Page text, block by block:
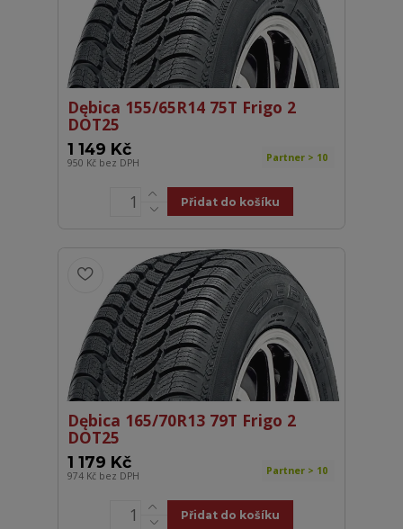
Dębica 155/65R14 75T Frigo 2
DOT25
1 149 Kč
950 Kč bez DPH Partner > 10
Přidat do košíku
Dębica 165/70R13 79T Frigo 2
DOT25
1 179 Kč
974 Kč bez DPH Partner > 10
Přidat do košíku